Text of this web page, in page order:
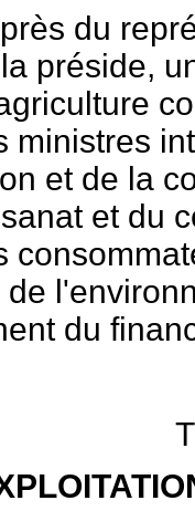
du
préside,
ministres
et de la
et du
du